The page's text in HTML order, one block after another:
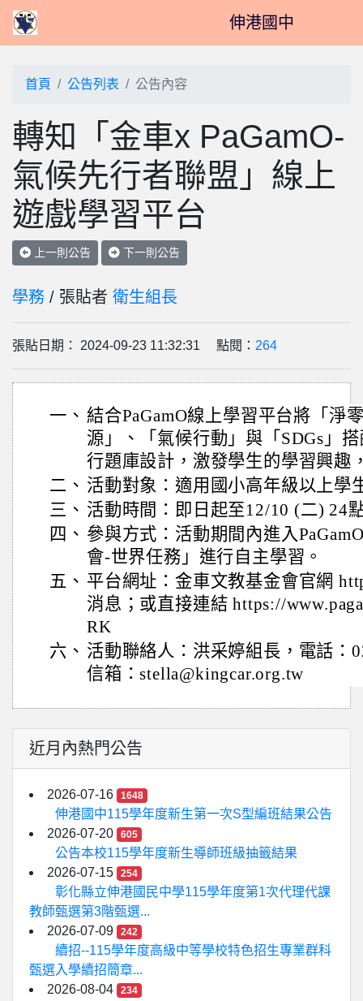
伸港國中
首頁 公告列表 公告內容
轉知「金車x PaGamO-
氣候先行者聯盟」線上
遊戲學習平台
上一則公告 下一則公告
學務 / 張貼者 衛生組長
張貼日期： 2024-09-23 11:32:31 點閱： 264
一、 結合PaGamO線上學習平台將「淨
源」、「氣候行動」與「SDGs」
行題庫設計，激發學生的學習興趣
二、 活動對象：適用國小高年級以上學
三、 活動時間：即日起至12/10 (二) 24
四、 參與方式：活動期間內進入
會-世界任務」進行自主學習。
五、 平台網址：金車文教基金會官網
消息；或直接連結 https://
RK
六、 活動聯絡人：洪采婷組長，電話：
信箱：stella@kingcar.org.tw
近月內熱門公告
2026-07-16 1648
伸港國中115學年度新生第一次S型編班結果公告
2026-07-20
605
公告本校115學年度新生導師班級抽籤結果
2026-07-15
254
彰化縣立伸港國民中學115學年度第1次代理代課
教師甄選第3階甄選...
2026-07-09
242
續招--115學年度高級中等學校特色招生專業群科
甄選入學續招簡章...
2026-08-04
234